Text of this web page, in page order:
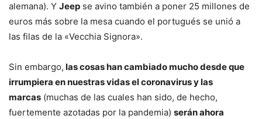
alemana). Y Jeep se avino también a poner 25 millones de
euros más sobre la mesa cuando el portugués se unió a
las filas de la «Vecchia Signora».
Sin embargo, las cosas han cambiado mucho desde que
irrumpiera en nuestras vidas el coronavirus y las
marcas (muchas de las cuales han sido, de hecho,
fuertemente azotadas por la pandemia) serán ahora